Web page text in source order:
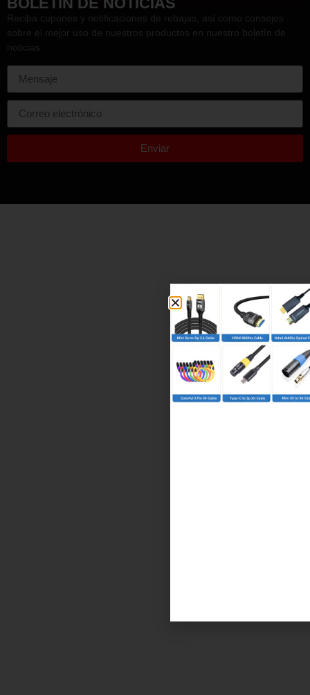
BOLETÍN DE NOTICIAS
sobre el mejor uso de nuestros productos en nuestro boletín de
noticias.
(Hora estándar de China)
HEF